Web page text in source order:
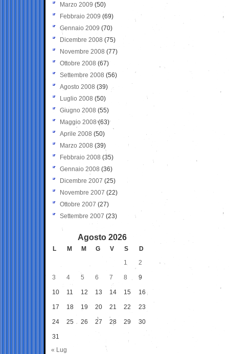
Marzo 2009 (50)
Febbraio 2009 (69)
Gennaio 2009 (70)
Dicembre 2008 (75)
Novembre 2008 (77)
Ottobre 2008 (67)
Settembre 2008 (56)
Agosto 2008 (39)
Luglio 2008 (50)
Giugno 2008 (55)
Maggio 2008(63)
Aprile 2008 (50)
Marzo 2008 (39)
Febbraio 2008 (35)
Gennaio 2008 (36)
Dicembre 2007 (25)
Novembre 2007 (22)
Ottobre 2007 (27)
Settembre 2007 (23)
Agosto 2026
L M M G V S
D
1
2
3 4 5 6 7 8 9
10 11 12 13 14 15 16
17 18 19 20 21 22 23
24 25 26 27 28 29 30
31
« Lug